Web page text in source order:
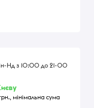
Нд з 10:00 до 21-00
мінімальна сума